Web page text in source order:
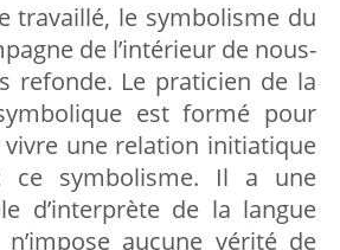
travaillé, le symbolisme du
de l’intérieur de nous-
refonde. Le praticien de la
est formé pour
une relation initiatique
ce symbolisme. Il a une
d’interprète de la langue
aucune vérité de